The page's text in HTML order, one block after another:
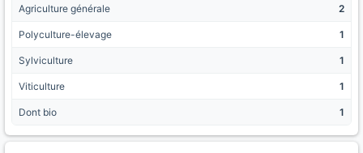
Agriculture générale 2
Polyculture-élevage 1
Sylviculture 1
Viticulture 1
Dont bio 1